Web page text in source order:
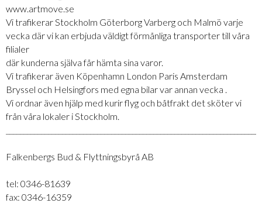
www.artmove.se
Vi trafikerar Stockholm Göterborg Varberg och Malmö varje
vecka där vi kan erbjuda väldigt förmånliga transporter till våra
filialer
där kunderna själva får hämta sina varor.
Vi trafikerar även Köpenhamn London Paris Amsterdam
Bryssel och Helsingfors med egna bilar var annan vecka .
Vi ordnar även hjälp med kurir flyg och båtfrakt det sköter vi
från våra lokaler i Stockholm.
Falkenbergs Bud & Flyttningsbyrå AB
tel: 0346-81639
fax: 0346-16359